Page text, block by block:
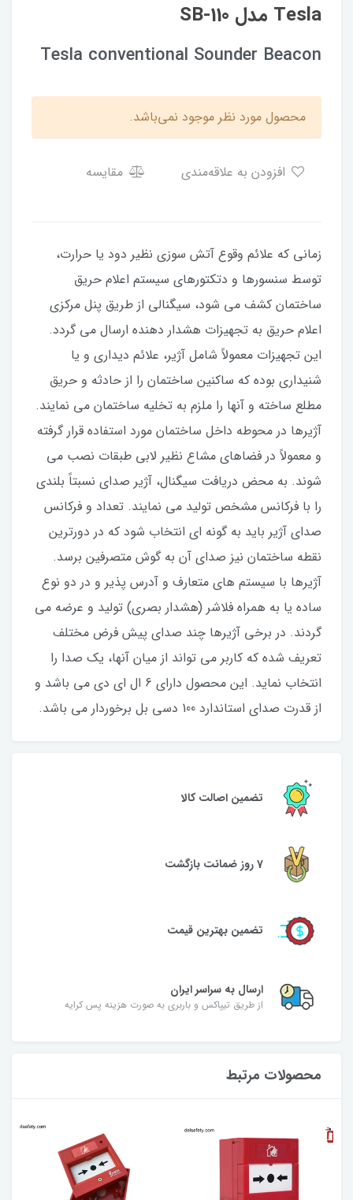
Tesla مدل SB-110
Tesla conventional Sounder Beacon
محصول مورد نظر موجود نمی‌باشد.
مقایسه
زمانی که علائم وقوع آتش سوزی نظیر دود یا حرارت،
توسط سنسورها و دتکتورهای سیستم اعلام حریق
ساختمان کشف می شود، سیگنالی از طریق پنل مرکزی
اعلام حریق به تجهیزات هشدار دهنده ارسال می گردد.
این تجهیزات معمولاً شامل آژیر، علائم دیداری و یا
شنیداری بوده که ساکنین ساختمان را از حادثه و حریق
مطلع ساخته و آنها را ملزم به تخلیه ساختمان می نمایند.
آژیرها در محوطه داخل ساختمان مورد استفاده قرار گرفته
و معمولاً در فضاهای مشاع نظیر لابی طبقات نصب می
شوند. به محض دریافت سیگنال، آژیر صدای نسبتاً بلندی
را با فرکانس مشخص تولید می نمایند. تعداد و فرکانس
صدای آژیر باید به گونه ای انتخاب شود که در دورترین
نقطه ساختمان نیز صدای آن به گوش متصرفین برسد.
آژیرها با سیستم های متعارف و آدرس پذیر و در دو نوع
ساده یا به همراه فلاشر (هشدار بصری) تولید و عرضه می
گردند. در برخی آژیرها چند صدای پیش فرض مختلف
تعریف شده که کاربر می تواند از میان آنها، یک صدا را
انتخاب نماید. این محصول دارای 6 ال ای دی می باشد و
از قدرت صدای استاندارد 100 دسی بل برخوردار می باشد.
تضمین اصالت کالا
7 روز ضمانت بازگشت
تضمین بهترین قیمت
ارسال به سراسر ایران
از طریق تیپاکس و باربری به صورت هزینه پس کرایه
محصولات مرتبط